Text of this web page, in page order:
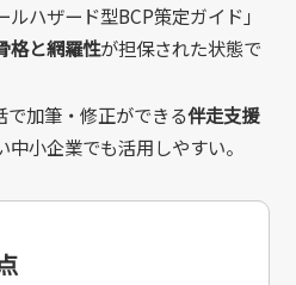
ハザード型BCP策定ガイド」
格と網羅性が担保された状態で
で加筆・修正ができる伴走支援
小企業でも活用しやすい。